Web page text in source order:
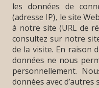
les données de
(adresse IP), le site
à notre site (URL de
consultez sur notre
de la visite. En raison
données ne nous
personnellement.
données avec d’autres